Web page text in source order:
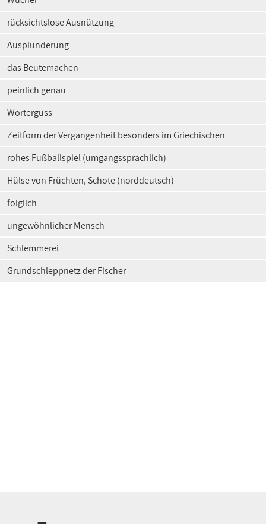
rücksichtslose Ausnützung
Ausplünderung
das Beutemachen
peinlich genau
Worterguss
Zeitform der Vergangenheit besonders im Griechischen
rohes Fußballspiel (umgangssprachlich)
Hülse von Früchten, Schote (norddeutsch)
folglich
ungewöhnlicher Mensch
Schlemmerei
Grundschleppnetz der Fischer